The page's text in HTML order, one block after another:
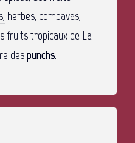
, herbes, combavas,
fruits tropicaux de La
despunchs.